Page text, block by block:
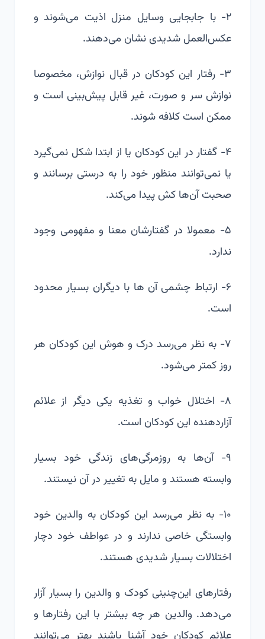
۲- با جابجایی وسایل منزل اذیت می‌شوند و
عکس‌العمل شدیدی نشان می‌دهند.
۳- رفتار این کودکان در قبال نوازش، مخصوصا
نوازش سر و صورت، غیر قابل پیش‌بینی است و
ممکن است کلافه شوند.
۴- گفتار در این کودکان یا از ابتدا شکل نمی‌گیرد
یا نمی‌توانند منظور خود را به درستی برسانند و
صحبت آن‌ها کش پیدا می‌کند.
۵- معمولا در گفتارشان معنا و مفهومی وجود
ندارد.
۶- ارتباط چشمی آن ها با دیگران بسیار محدود
است.
۷- به نظر می‌رسد درک و هوش این کودکان هر
روز کمتر می‌شود.
۸- اختلال خواب و تغذیه یکی دیگر از علائم
آزاردهنده این کودکان است.
۹- آن‌ها به روزمرگی‌های زندگی خود بسیار
وابسته هستند و مایل به تغییر در آن نیستند.
۱۰- به نظر می‌رسد این کودکان به والدین خود
وابستگی خاصی ندارند و در عواطف خود دچار
اختلالات بسیار شدیدی هستند.
رفتارهای این‌چنینی کودک و والدین را بسیار آزار
می‌دهد. والدین هر چه بیشتر با این رفتارها و